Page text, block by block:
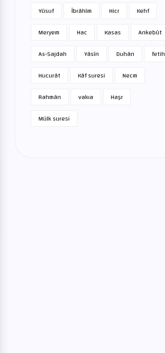
Yûsuf
İbrâhîm Hicr
Kehf
Meryem
Hac Kasas
Ankebût
As-Sajdah
Yâsîn Duhân
fetih
Hucurât
Kâf suresi
Necm
Rahmân
vakıa
Haşr
Mülk suresi